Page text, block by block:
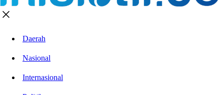
Daerah
Nasional
Internasional